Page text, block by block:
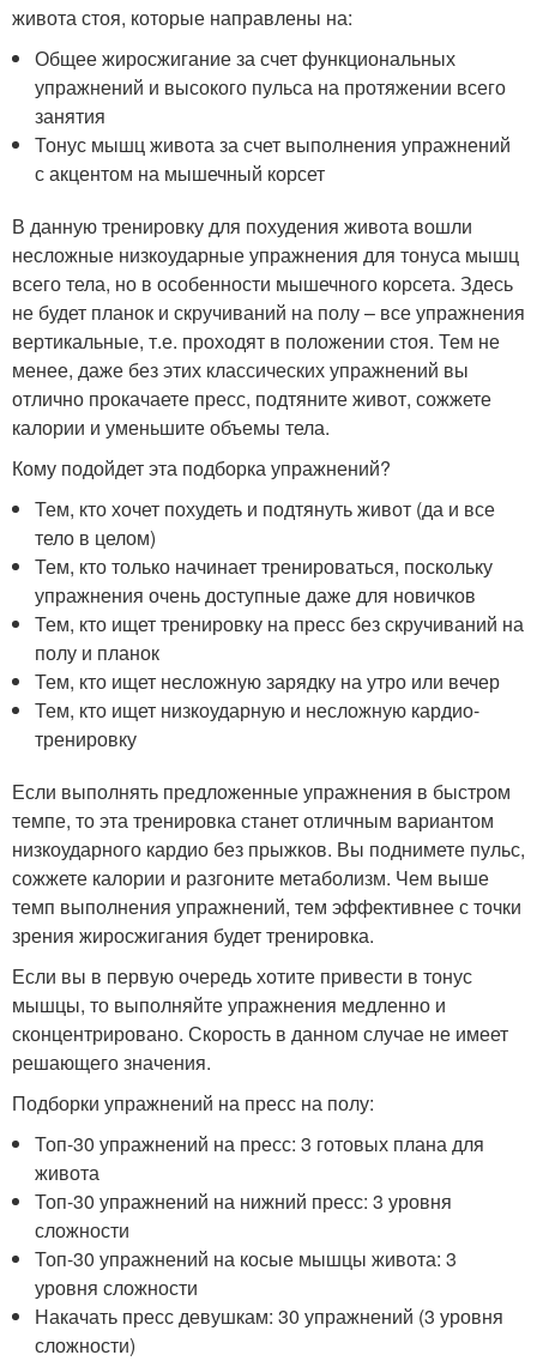
живота стоя, которые направлены на:
Общее жиросжигание за счет функциональных
упражнений и высокого пульса на протяжении всего
занятия
Тонус мышц живота за счет выполнения упражнений
с акцентом на мышечный корсет
В данную тренировку для похудения живота вошли
несложные низкоударные упражнения для тонуса мышц
всего тела, но в особенности мышечного корсета. Здесь
не будет планок и скручиваний на полу – все упражнения
вертикальные, т.е. проходят в положении стоя. Тем не
менее, даже без этих классических упражнений вы
отлично прокачаете пресс, подтяните живот, сожжете
калории и уменьшите объемы тела.
Кому подойдет эта подборка упражнений?
Тем, кто хочет похудеть и подтянуть живот (да и все
тело в целом)
Тем, кто только начинает тренироваться, поскольку
упражнения очень доступные даже для новичков
Тем, кто ищет тренировку на пресс без скручиваний на
полу и планок
Тем, кто ищет несложную зарядку на утро или вечер
Тем, кто ищет низкоударную и несложную кардио-
тренировку
Если выполнять предложенные упражнения в быстром
темпе, то эта тренировка станет отличным вариантом
низкоударного кардио без прыжков. Вы поднимете пульс,
сожжете калории и разгоните метаболизм. Чем выше
темп выполнения упражнений, тем эффективнее с точки
зрения жиросжигания будет тренировка.
Если вы в первую очередь хотите привести в тонус
мышцы, то выполняйте упражнения медленно и
сконцентрировано. Скорость в данном случае не имеет
решающего значения.
Подборки упражнений на пресс на полу:
Топ-30 упражнений на пресс: 3 готовых плана для
живота
Топ-30 упражнений на нижний пресс: 3 уровня
сложности
Топ-30 упражнений на косые мышцы живота: 3
уровня сложности
Накачать пресс девушкам: 30 упражнений (3 уровня
сложности)